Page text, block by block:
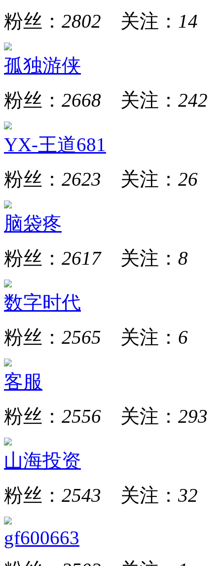
粉丝： 2802 关注： 14
孤独游侠
粉丝： 2668 关注： 242
YX-王道681
粉丝： 2623 关注： 26
脑袋疼
粉丝： 2617关注： 8
数字时代
粉丝： 2565 关注： 6
客服
粉丝： 2556 关注： 293
山海投资
粉丝： 2543 关注： 32
gf600663